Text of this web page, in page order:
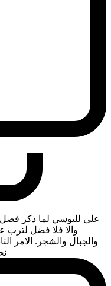
علي لليوسي لما ذكر فضل
والا فلا فضل لترب
والجبال والشجر. الامر